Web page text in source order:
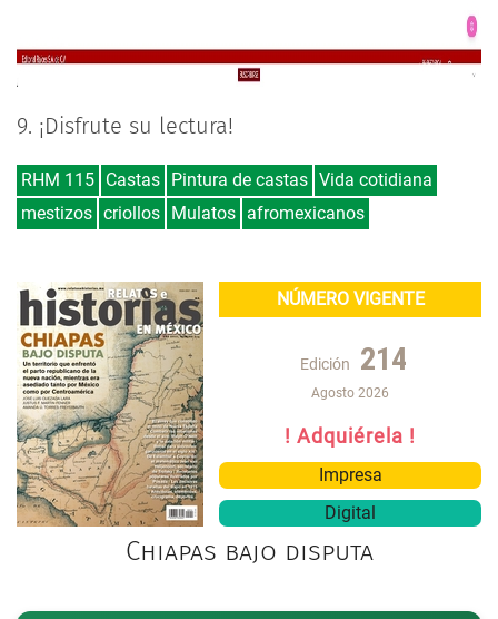
9. ¡Disfrute su lectura!
RHM 115 Castas Pintura de castas Vida cotidiana
mestizos criollos Mulatos afromexicanos
NÚMERO VIGENTE
Edición 214
Agosto 2026
! Adquiérela !
Impresa
Digital
Chiapas bajo disputa